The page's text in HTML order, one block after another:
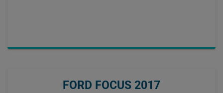
FORD FOCUS 2017